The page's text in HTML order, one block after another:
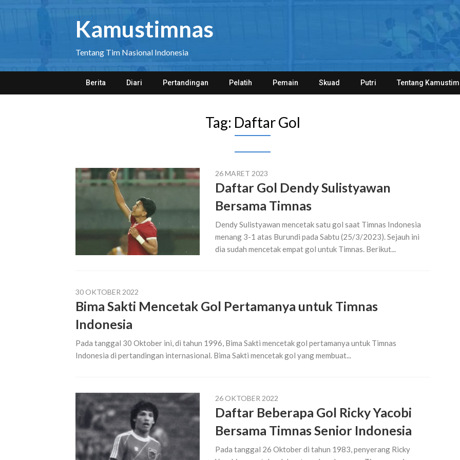
Kamustimnas
Tentang Tim Nasional Indonesia
Berita Diari Pertandingan Pelatih Pemain Skuad Putri Tentang
Tag: Daftar Gol
26 MARET 2023
Daftar Gol Dendy Sulistyawan
Bersama Timnas
Dendy Sulistyawan mencetak satu gol saat Timnas Indonesia
menang 3-1 atas Burundi pada Sabtu (25/3/2023). Sejauh ini
dia sudah mencetak empat gol untuk Timnas. Berikut...
30 OKTOBER 2022
Bima Sakti Mencetak Gol Pertamanya untuk Timnas
Indonesia
Pada tanggal 30 Oktober ini, di tahun 1996, Bima Sakti mencetak gol pertamanya untuk Timnas
Indonesia di pertandingan internasional. Bima Sakti mencetak gol yang membuat...
26 OKTOBER 2022
Daftar Beberapa Gol Ricky Yacobi
Bersama Timnas Senior Indonesia
Pada tanggal 26 Oktober di tahun 1983, penyerang Ricky